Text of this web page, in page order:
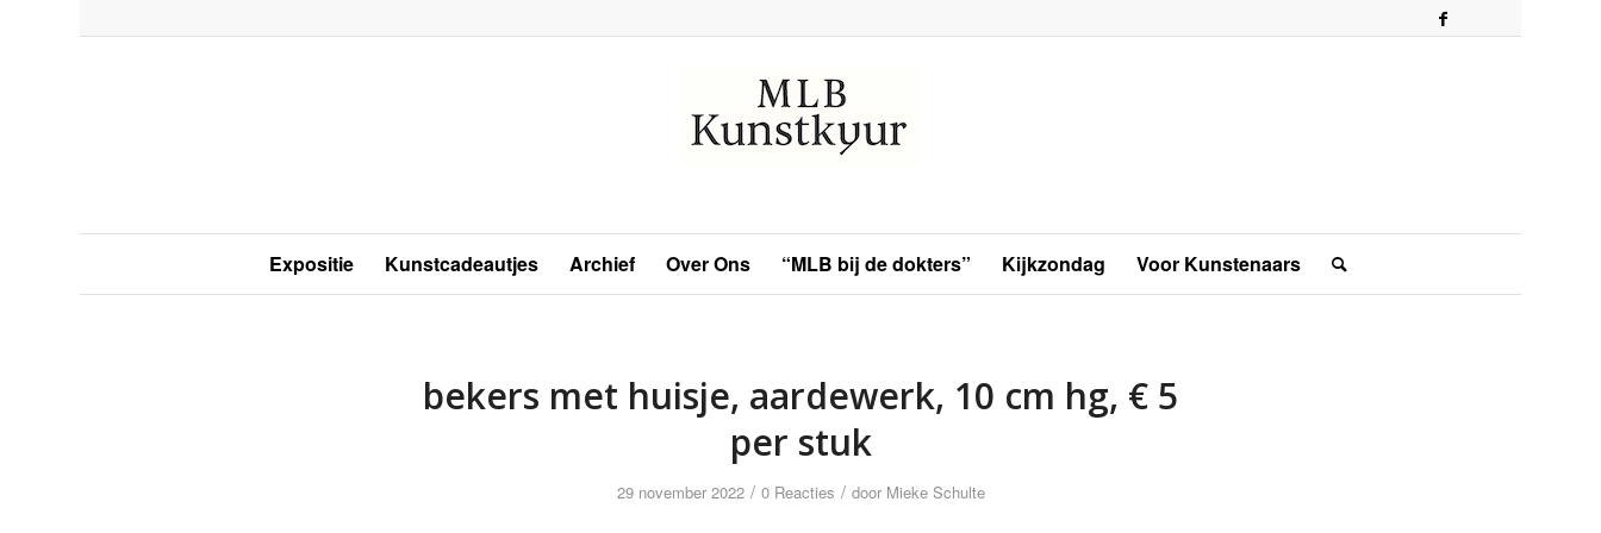
Expositie Kunstcadeautjes Archief Over Ons “MLB bij de dokters” Kijkzondag Voor Kunstenaars
bekers met huisje, aardewerk, 10 cm hg, € 5
per stuk
29 november 2022 / 0 Reacties / door Mieke Schulte